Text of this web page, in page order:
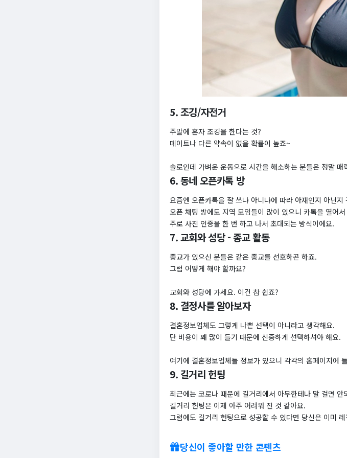
5. 조깅/자전거
주말에 혼자 조깅을 한다는 것?
데이트나 다른 약속이 없을 확률이 높죠~
솔로인데 가벼운 운동으로 시간을 해소하는 분들은 정말 매
6. 동네 오픈카톡 방
요즘엔 오픈카톡을 잘 쓰냐 아니냐에 따라 아재인지 아닌지
오픈 채팅 방에도 지역 모임들이 많이 있으니 카톡을 열어
주로 사진 인증을 한 번 하고 나서 초대되는 방식이에요.
7. 교회와 성당 - 종교 활동
종교가 있으신 분들은 같은 종교를 선호하곤 하죠.
그럼 어떻게 해야 할까요?
교회와 성당에 가세요. 이건 참 쉽죠?
8. 결정사를 알아보자
결혼정보업체도 그렇게 나쁜 선택이 아니라고 생각해요.
단 비용이 꽤 많이 들기 때문에 신중하게 선택하셔야 해요.
여기에 결혼정보업체들 정보가 있으니 각각의 홈페이지에
9. 길거리 헌팅
최근에는 코로나 때문에 길거리에서 아무한테나 말 걸면 안
길거리 헌팅은 이제 아주 어려워 진 것 같아요.
그럼에도 길거리 헌팅으로 성공할 수 있다면 당신은 이미
당신이 좋아할 만한 콘텐츠